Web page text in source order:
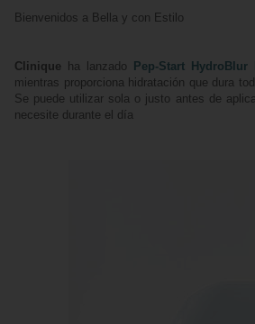
Bienvenidos a Bella y con Estilo
Clinique ha lanzado Pep-Start HydroBlur
mientras proporciona hidratación que dura
Se puede utilizar sola o justo antes de
necesite durante el día